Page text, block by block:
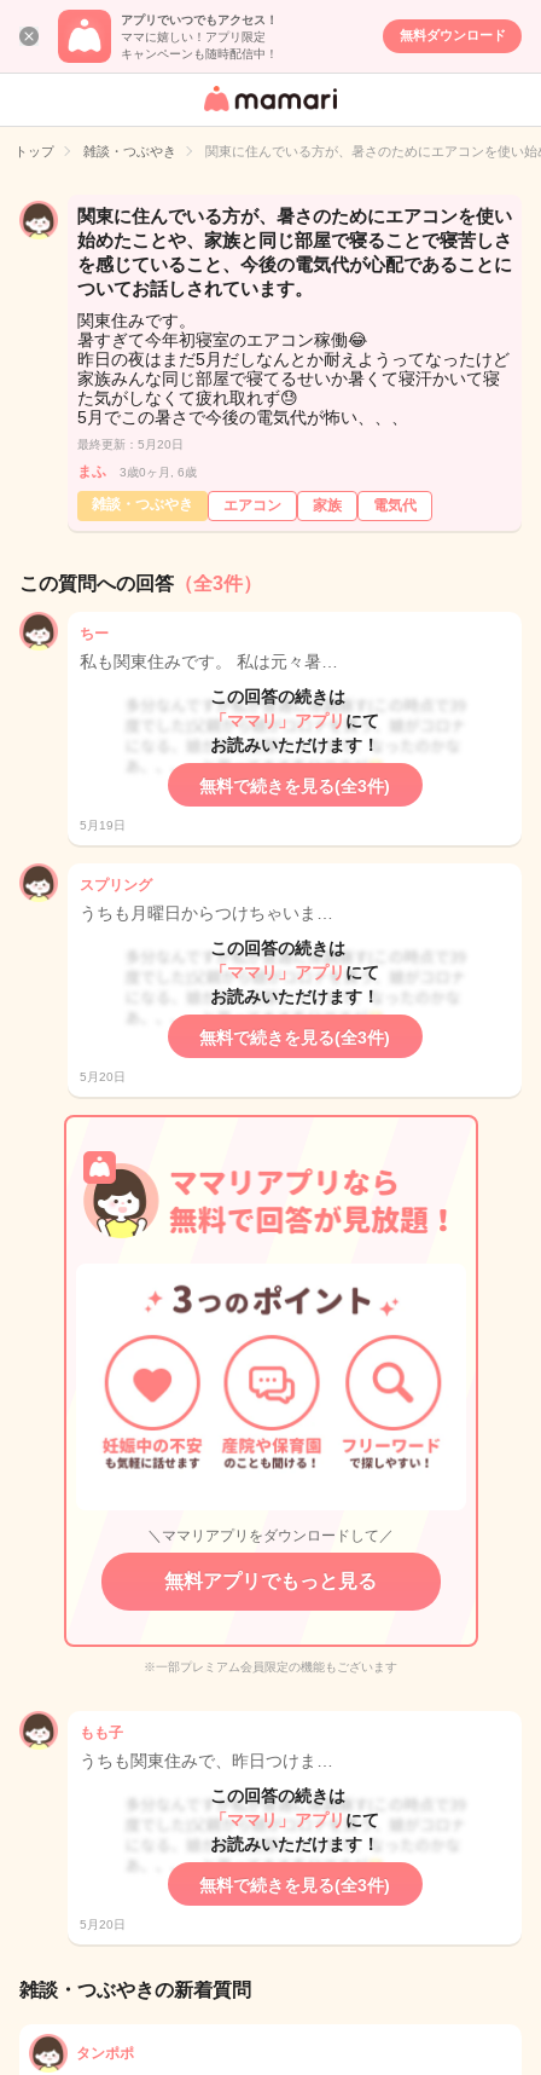
アプリでいつでもアクセス！
ママに嬉しい！アプリ限定
キャンペーンも随時配信中！
無料ダウンロード
女性専用匿名QA
イト
トップ 雑談・つぶやき 関東に住んでいる方が、暑さのためにエアコンを使い
関東に住んでいる方が、暑さのためにエアコンを使い
始めたことや、家族と同じ部屋で寝ることで寝苦しさ
を感じていること、今後の電気代が心配であることに
ついてお話しされています。
関東住みです。
暑すぎて今年初寝室のエアコン稼働😂
昨日の夜はまだ5月だしなんとか耐えようってなったけど
家族みんな同じ部屋で寝てるせいか暑くて寝汗かいて寝
た気がしなくて疲れ取れず😓
5月でこの暑さで今後の電気代が怖い、、、
最終更新：5月20日
まふ 3歳0ヶ月, 6歳
雑談・つぶやき エアコン 家族 電気代
この質問への回答 （全3件）
ちー
私も関東住みです。 私は元々暑…
この回答の続きは
「ママリ」アプリ にて
お読みいただけます！
無料で続きを見る(全3件)
5月19日
スプリング
うちも月曜日からつけちゃいま…
この回答の続きは
「ママリ」アプリ にて
お読みいただけます！
無料で続きを見る(全3件)
5月20日
＼ママリアプリをダウンロードして／
無料アプリでもっと見る
※一部プレミアム会員限定の機能もございます
もも子
うちも関東住みで、昨日つけま…
この回答の続きは
「ママリ」アプリ にて
お読みいただけます！
無料で続きを見る(全3件)
5月20日
雑談・つぶやきの新着質問
タンポポ